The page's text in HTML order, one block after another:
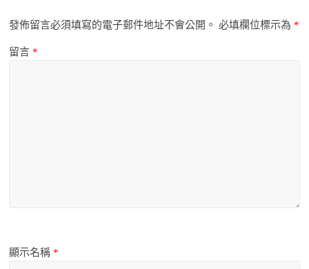
發佈留言必須填寫的電子郵件地址不會公開。 必填欄位標示為 *
留言 *
顯示名稱 *